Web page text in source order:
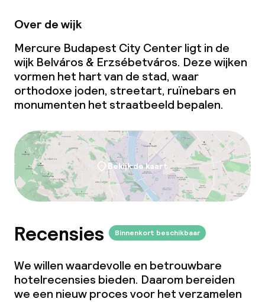
Schoonmaakvoorzieningen
Wasservice
Zakelijke faciliteiten
Conferentieruimte
Vergaderruimte
Beleid
Borg bij aankomst
Kleine huisdieren toegestaan (minder
dan de 5 kg)
Over de wijk
Mercure Budapest City Center ligt in de
wijk Belváros & Erzsébetváros. Deze wijken
vormen het hart van de stad, waar
orthodoxe joden, streetart, ruïnebars en
monumenten het straatbeeld bepalen.
Bekijk de kaart
Recensies Binnenkort beschikbaar
We willen waardevolle en betrouwbare
hotelrecensies bieden. Daarom bereiden
we een nieuw proces voor het verzamelen